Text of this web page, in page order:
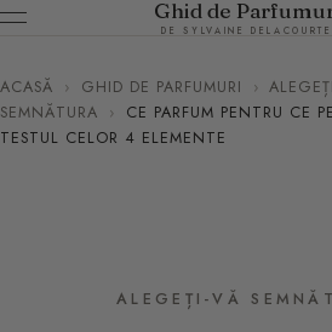
Ghid de
DE SYLVAINE DELACOURTE
ACASĂ › GHID DE PARFUMURI ›
SEMNĂTURA
›
CE PARFUM PENTRU CE
TESTUL CELOR 4 ELEMENTE
ALEGEȚI-VĂ